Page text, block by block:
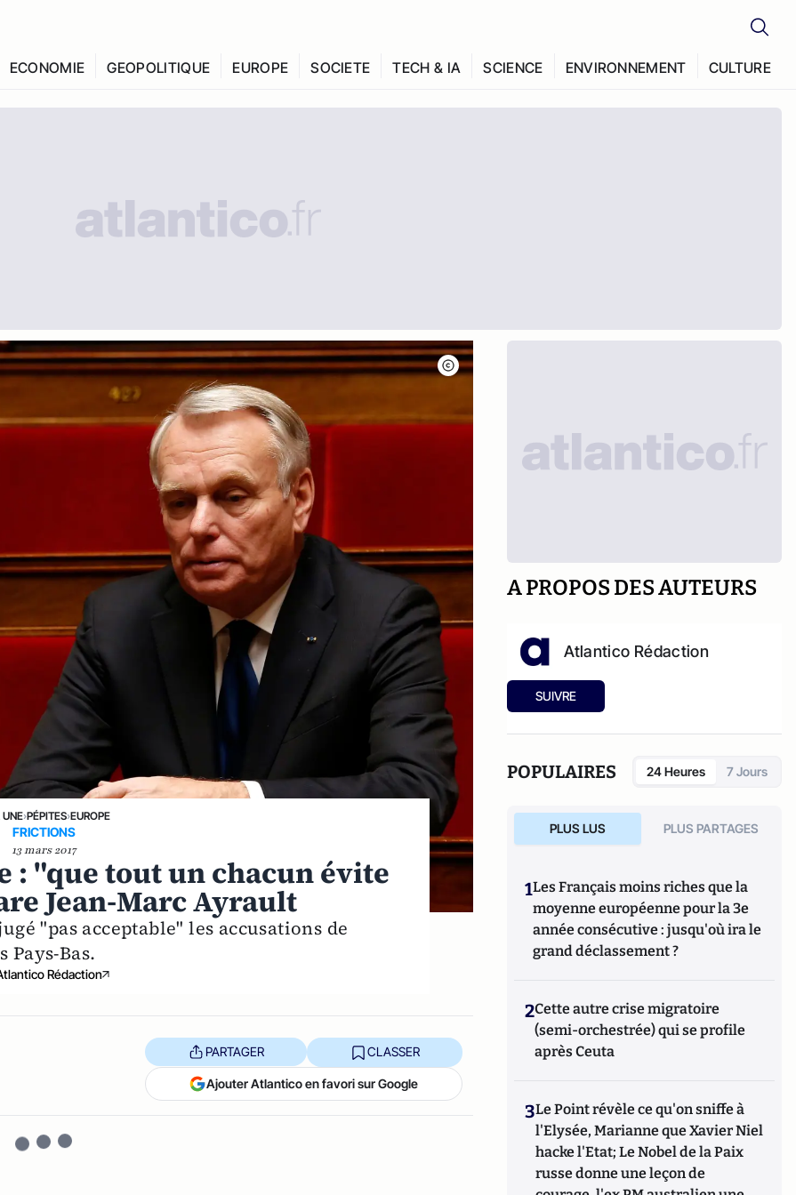
ECONOMIE GEOPOLITIQUE EUROPE SOCIETE TECH & IA SCIENCE ENVIRONNEMENT CULTURE
›PÉPITES›EUROPE
FRICTIONS
13 mars 2017
: "que tout un chacun évite
Jean-Marc Ayrault
"pas acceptable" les accusations de
Bas.
Rédaction
PARTAGER CLASSER
Ajouter Atlantico en favori sur Google
A PROPOS DES AUTEURS
Atlantico Rédaction
SUIVRE
POPULAIRES 24 Heures 7 Jours
PLUS LUS PLUS PARTAGES
1Les Français moins riches que la
moyenne européenne pour la 3e
année consécutive : jusqu'où ira le
grand déclassement ?
2Cette autre crise migratoire
(semi-orchestrée) qui se profile
après Ceuta
3Le Point révèle ce qu'on sniffe à
l'Elysée, Marianne que Xavier Niel
hacke l'Etat; Le Nobel de la Paix
russe donne une leçon de